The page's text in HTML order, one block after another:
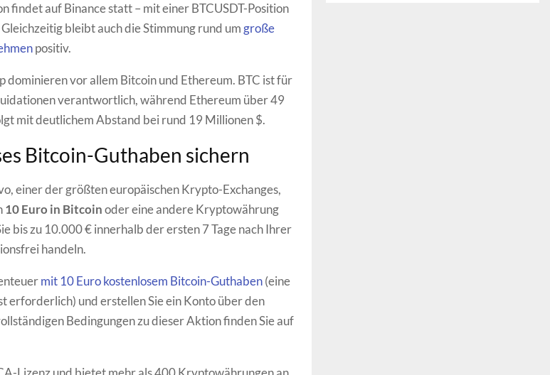
findet auf Binance statt – mit einer BTCUSDT-Position
bleibt auch die Stimmung rund um große
positiv.
vor allem Bitcoin und Ethereum. BTC ist für
verantwortlich, während Ethereum über 49
mit deutlichem Abstand bei rund 19 Millionen $.
Bitcoin-Guthaben sichern
einer der größten europäischen Krypto-Exchanges,
10 Euro in Bitcoinoder eine andere Kryptowährung
bis zu 10.000 € innerhalb der ersten 7 Tage nach Ihrer
handeln.
mit 10 Euro kostenlosem Bitcoin-Guthaben(eine
erforderlich) und erstellen Sie ein Konto über den
Bedingungen zu dieser Aktion finden Sie auf